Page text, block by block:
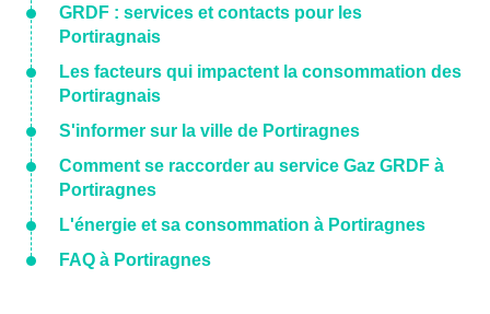
GRDF : services et contacts pour les
Portiragnais
Les facteurs qui impactent la consommation des
Portiragnais
S'informer sur la ville de Portiragnes
Comment se raccorder au service Gaz GRDF à
Portiragnes
L'énergie et sa consommation à Portiragnes
FAQ à Portiragnes